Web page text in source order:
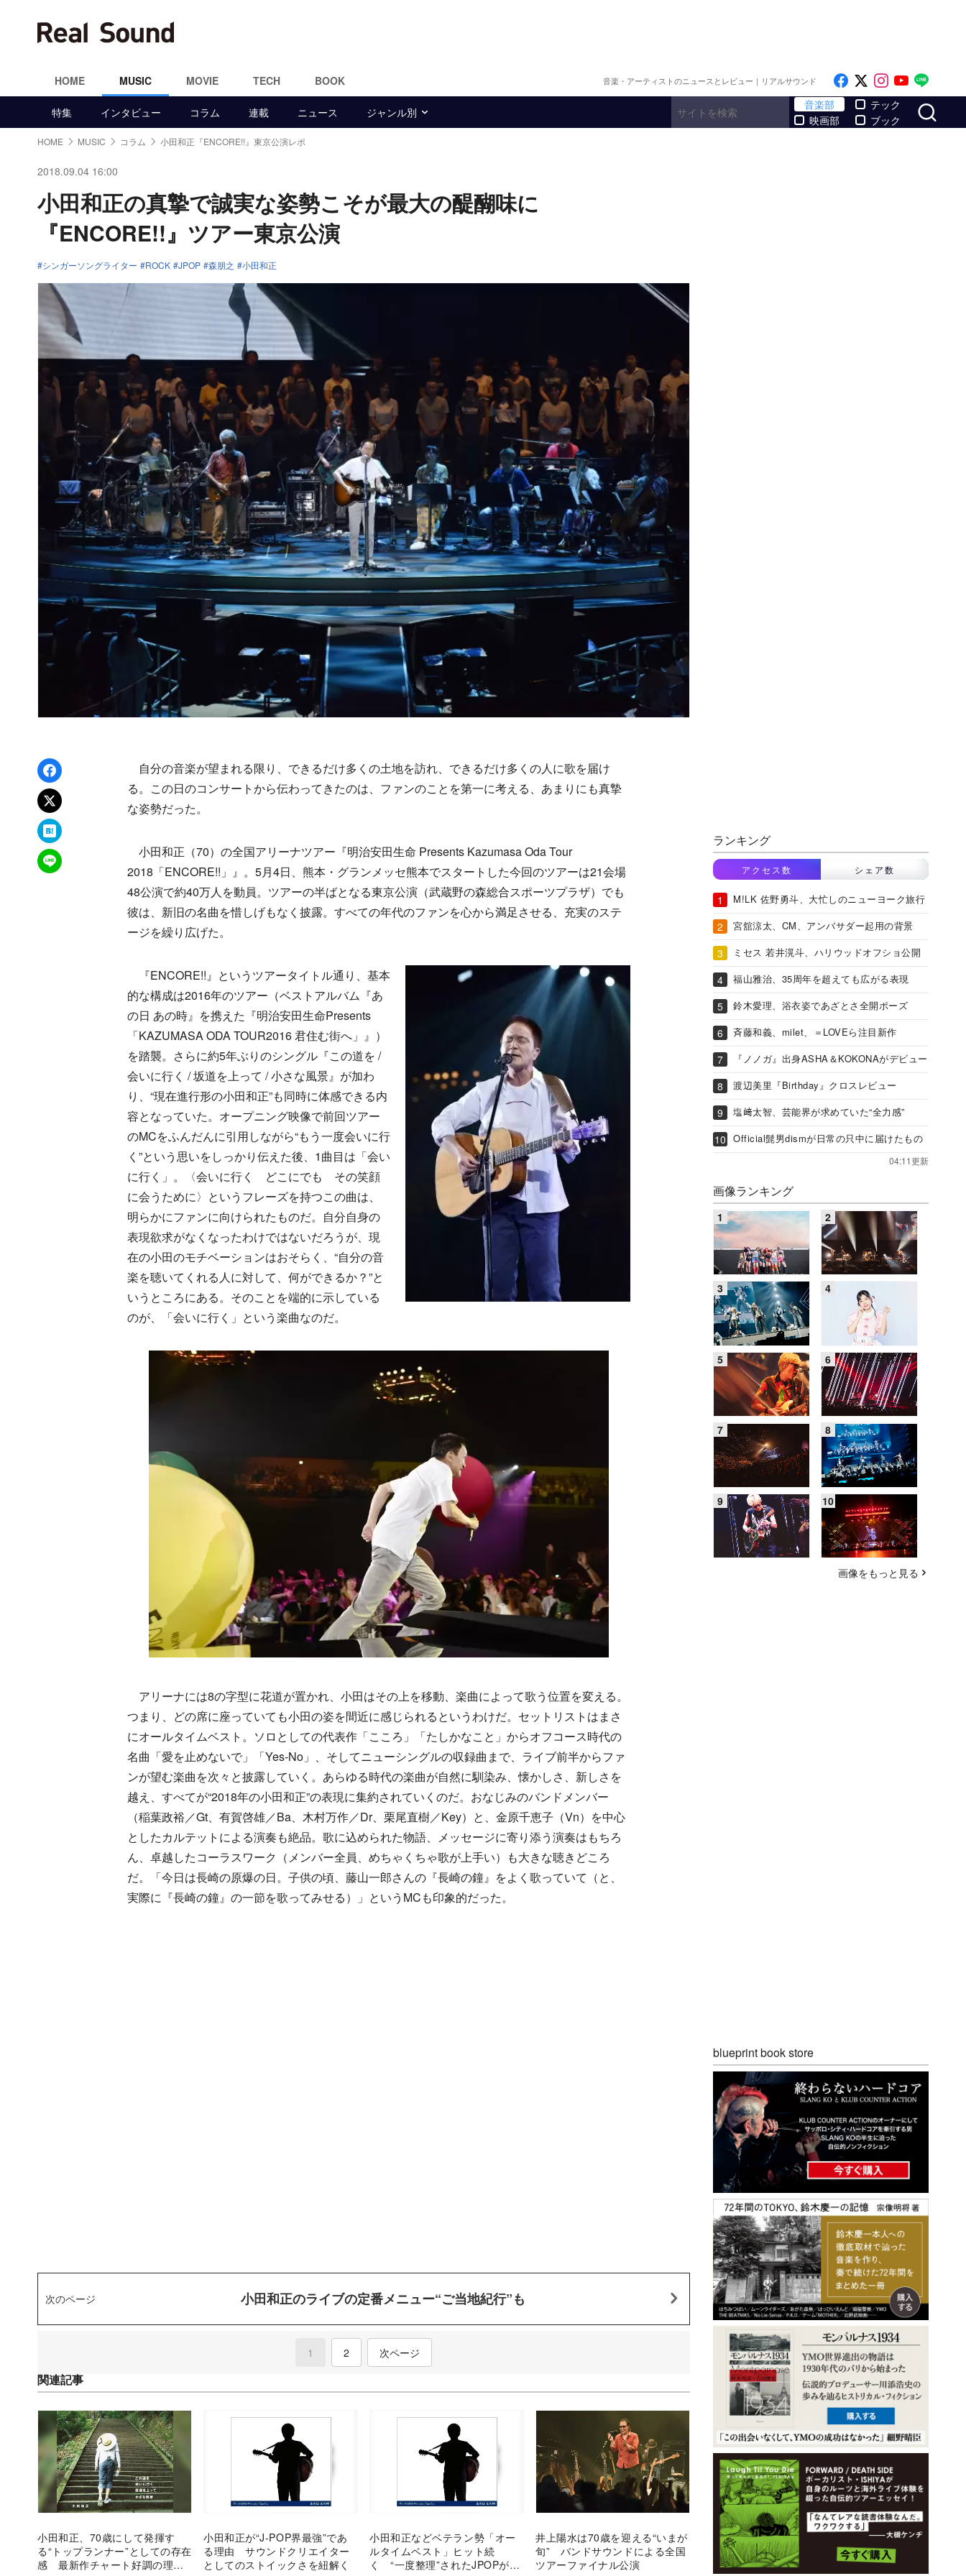
HOME MUSIC MOVIE TECH BOOK 音楽・アーティストのニュースとレビュー｜リアルサウンド Like on Facebook
Follow on x
Follow on
Follow
特集 インタビュー コラム 連載 ニュース ジャンル別
音楽部
映画部
テック
ブック
HOME MUSIC コラム 小田和正『ENCORE!!』東京公演レポ
2018.09.04 16:00
小田和正の真摯で誠実な姿勢こそが最大の醍醐味に
『ENCORE!!』ツアー東京公演
シンガーソングライター ROCK JPOP 森朋之 小田和正
Facebookでシェア
xでポスト
はてなブックマーク
LINEで送る
自分の音楽が望まれる限り、できるだけ多くの土地を訪れ、できるだけ多くの人に歌を届け
る。この日のコンサートから伝わってきたのは、ファンのことを第一に考える、あまりにも真摯
な姿勢だった。
小田和正（70）の全国アリーナツアー『明治安田生命 Presents Kazumasa Oda Tour
2018「ENCORE!!」』。5月4日、熊本・グランメッセ熊本でスタートした今回のツアーは21会場
48公演で約40万人を動員。ツアーの半ばとなる東京公演（武蔵野の森総合スポーツプラザ）でも
彼は、新旧の名曲を惜しげもなく披露。すべての年代のファンを心から満足させる、充実のステ
ージを繰り広げた。
『ENCORE!!』というツアータイトル通り、基本
的な構成は2016年のツアー（ベストアルバム『あ
の日 あの時』を携えた『明治安田生命Presents
「KAZUMASA ODA TOUR2016 君住む街へ」』）
を踏襲。さらに約5年ぶりのシングル『この道を /
会いに行く / 坂道を上って / 小さな風景』が加わ
り、“現在進行形の小田和正”も同時に体感できる内
容となっていた。オープニング映像で前回ツアー
のMCをふんだんに引用しながら“もう一度会いに行
く”という思いをしっかり伝えた後、1曲目は「会い
に行く」。〈会いに行く どこにでも その笑顔
に会うために〉というフレーズを持つこの曲は、
明らかにファンに向けられたものだ。自分自身の
表現欲求がなくなったわけではないだろうが、現
在の小田のモチベーションはおそらく、“自分の音
楽を聴いてくれる人に対して、何ができるか？”と
いうところにある。そのことを端的に示している
のが、「会いに行く」という楽曲なのだ。
アリーナには8の字型に花道が置かれ、小田はその上を移動、楽曲によって歌う位置を変える。
つまり、どの席に座っていても小田の姿を間近に感じられるというわけだ。セットリストはまさ
にオールタイムベスト。ソロとしての代表作「こころ」「たしかなこと」からオフコース時代の
名曲「愛を止めないで」「Yes-No」、そしてニューシングルの収録曲まで、ライブ前半からファ
ンが望む楽曲を次々と披露していく。あらゆる時代の楽曲が自然に馴染み、懐かしさ、新しさを
越え、すべてが“2018年の小田和正”の表現に集約されていくのだ。おなじみのバンドメンバー
（稲葉政裕／Gt、有賀啓雄／Ba、木村万作／Dr、栗尾直樹／Key）と、金原千恵子（Vn）を中心
としたカルテットによる演奏も絶品。歌に込められた物語、メッセージに寄り添う演奏はもちろ
ん、卓越したコーラスワーク（メンバー全員、めちゃくちゃ歌が上手い）も大きな聴きどころ
だ。「今日は長崎の原爆の日。子供の頃、藤山一郎さんの『長崎の鐘』をよく歌っていて（と、
実際に『長崎の鐘』の一節を歌ってみせる）」というMCも印象的だった。
次のページ 小田和正のライブの定番メニュー“ご当地紀行”も
1 (current)
2 次ページ
関連記事
小田和正、70歳にして発揮す
る“トップランナー”としての存在
感 最新作チャート好調の理由
小田和正が“J-POP界最強”であ
る理由 サウンドクリエイター
としてのストイックさを紐解く
小田和正などベテラン勢「オー
ルタイムベスト」ヒット続
く “一度整理”されたJPOPが向
井上陽水は70歳を迎える“いまが
旬” バンドサウンドによる全国
ツアーファイナル公演
ランキング
アクセス数 シェア数
M!LK 佐野勇斗、大忙しのニューヨーク旅行
宮舘涼太、CM、アンバサダー起用の背景
ミセス 若井滉斗、ハリウッドオフショ公開
福山雅治、35周年を超えても広がる表現
鈴木愛理、浴衣姿であざとさ全開ポーズ
斉藤和義、milet、＝LOVEら注目新作
『ノノガ』出身ASHA＆KOKONAがデビュー
渡辺美里『Birthday』クロスレビュー
塩﨑太智、芸能界が求めていた“全力感”
Official髭男dismが日常の只中に届けたもの
04:11更新
画像ランキング
画像をもっと見る
blueprint book store